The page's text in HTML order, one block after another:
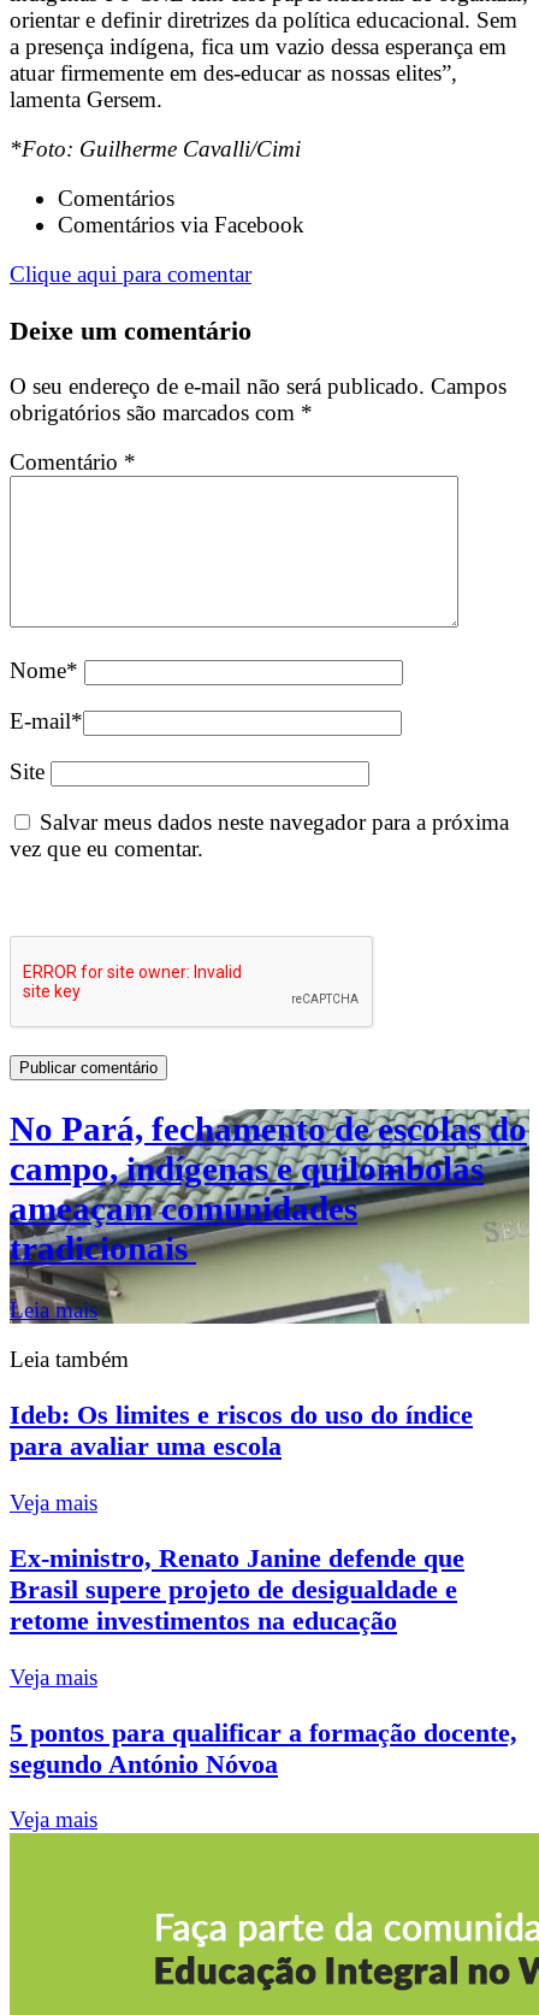
orientar e definir diretrizes da política educacional. Sem
a presença indígena, fica um vazio dessa esperança em
atuar firmemente em des-educar as nossas elites”,
lamenta Gersem.
*Foto: Guilherme Cavalli/Cimi
Comentários
Comentários via Facebook
Clique aqui para comentar
Deixe um comentário
O seu endereço de e-mail não será publicado. Campos
obrigatórios são marcados com *
Comentário *
Nome*
E-mail*
Site
Salvar meus dados neste navegador para a próxima
vez que eu comentar.
No Pará, fechamento de escolas do
campo, indígenas e quilombolas
ameaçam comunidades
tradicionais
Leia mais
Leia também
Ideb: Os limites e riscos do uso do índice
para avaliar uma escola
Veja mais
Ex-ministro, Renato Janine defende que
Brasil supere projeto de desigualdade e
retome investimentos na educação
Veja mais
5 pontos para qualificar a formação docente,
segundo António Nóvoa
Veja mais